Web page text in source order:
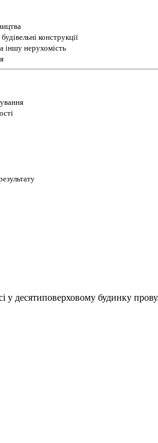
конструкції
іншу нерухомість
у десятиповерховому будинку